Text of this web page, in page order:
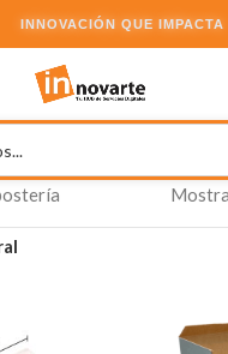
INNOVACIÓN QUE IMPACTA